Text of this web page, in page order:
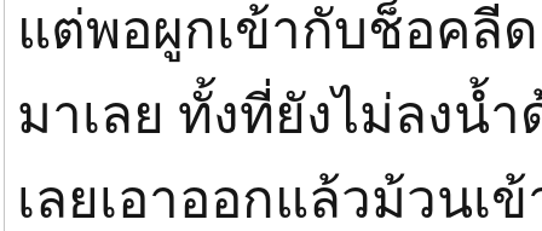
แต่พอผูกเข้ากับช็อคลี
มาเลย ทั้งที่ยังไม่ลงน้
เลยเอาออกแล้วม้วน